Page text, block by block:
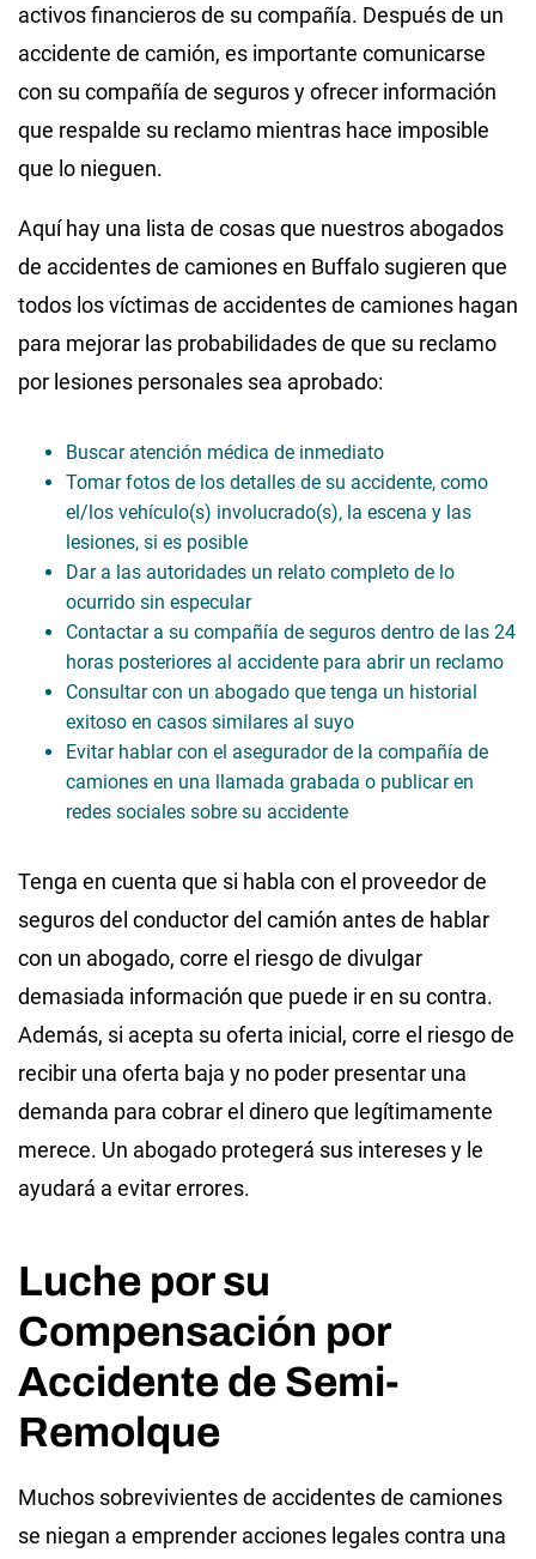
activos financieros de su compañía. Después de un
accidente de camión, es importante comunicarse
con su compañía de seguros y ofrecer información
que respalde su reclamo mientras hace imposible
que lo nieguen.
Aquí hay una lista de cosas que nuestros abogados
de accidentes de camiones en Buffalo sugieren que
todos los víctimas de accidentes de camiones hagan
para mejorar las probabilidades de que su reclamo
por lesiones personales sea aprobado:
Buscar atención médica de inmediato
Tomar fotos de los detalles de su accidente, como
el/los vehículo(s) involucrado(s), la escena y las
lesiones, si es posible
Dar a las autoridades un relato completo de lo
ocurrido sin especular
Contactar a su compañía de seguros dentro de las 24
horas posteriores al accidente para abrir un reclamo
Consultar con un abogado que tenga un historial
exitoso en casos similares al suyo
Evitar hablar con el asegurador de la compañía de
camiones en una llamada grabada o publicar en
redes sociales sobre su accidente
Tenga en cuenta que si habla con el proveedor de
seguros del conductor del camión antes de hablar
con un abogado, corre el riesgo de divulgar
demasiada información que puede ir en su contra.
Además, si acepta su oferta inicial, corre el riesgo de
recibir una oferta baja y no poder presentar una
demanda para cobrar el dinero que legítimamente
merece. Un abogado protegerá sus intereses y le
ayudará a evitar errores.
Luche por su
Compensación por
Accidente de Semi-
Remolque
Muchos sobrevivientes de accidentes de camiones
se niegan a emprender acciones legales contra una